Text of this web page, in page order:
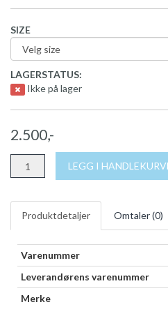
SIZE
LAGERSTATUS:
Ikke på lager
2.500,-
LEGG I
Produktdetaljer Omtaler (0)
Varenummer
Leverandørens varenummer
Merke